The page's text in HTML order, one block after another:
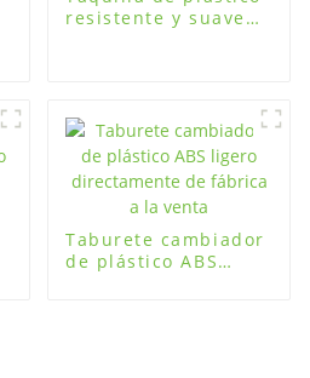
resistente y suave
Taburete cambiador
de plástico ABS